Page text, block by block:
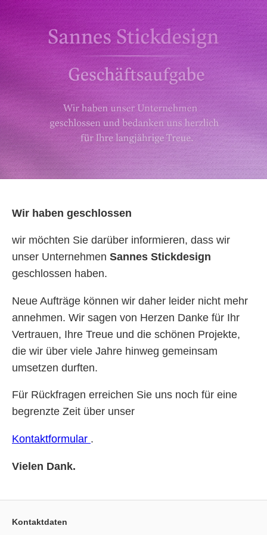
Wir haben geschlossen
wir möchten Sie darüber informieren, dass wir
unser Unternehmen Sannes Stickdesign
geschlossen haben.
Neue Aufträge können wir daher leider nicht mehr
annehmen. Wir sagen von Herzen Danke für Ihr
Vertrauen, Ihre Treue und die schönen Projekte,
die wir über viele Jahre hinweg gemeinsam
umsetzen durften.
Für Rückfragen erreichen Sie uns noch für eine
begrenzte Zeit über unser
Kontaktformular .
Vielen Dank.
Kontaktdaten